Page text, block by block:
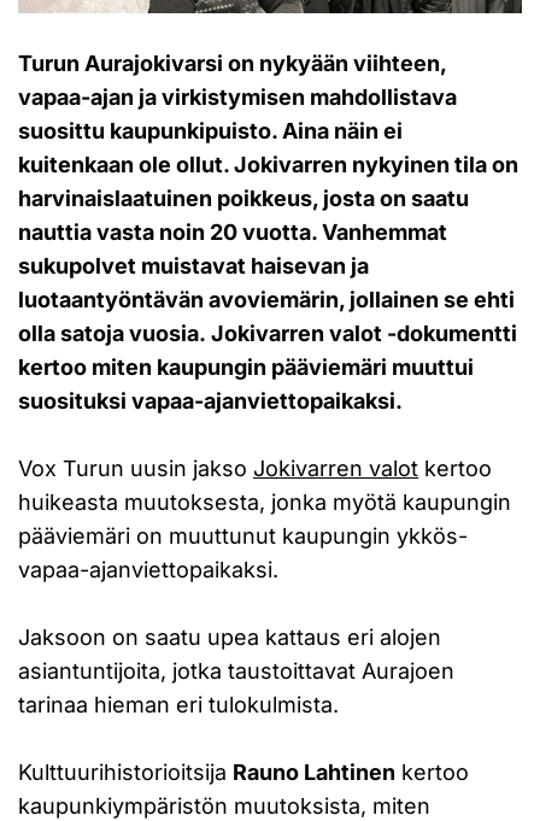
Turun Aurajokivarsi on nykyään viihteen,
vapaa-ajan ja virkistymisen mahdollistava
suosittu kaupunkipuisto. Aina näin ei
kuitenkaan ole ollut. Jokivarren nykyinen tila on
harvinaislaatuinen poikkeus, josta on saatu
nauttia vasta noin 20 vuotta. Vanhemmat
sukupolvet muistavat haisevan ja
luotaantyöntävän avoviemärin, jollainen se ehti
olla satoja vuosia. Jokivarren valot -dokumentti
kertoo miten kaupungin pääviemäri muuttui
suosituksi vapaa-ajanviettopaikaksi.
Vox Turun uusin jakso Jokivarren valot kertoo
huikeasta muutoksesta, jonka myötä kaupungin
pääviemäri on muuttunut kaupungin ykkös-
vapaa-ajanviettopaikaksi.
Jaksoon on saatu upea kattaus eri alojen
asiantuntijoita, jotka taustoittavat Aurajoen
tarinaa hieman eri tulokulmista.
Kulttuurihistorioitsija Rauno Lahtinen kertoo
kaupunkiympäristön muutoksista, miten